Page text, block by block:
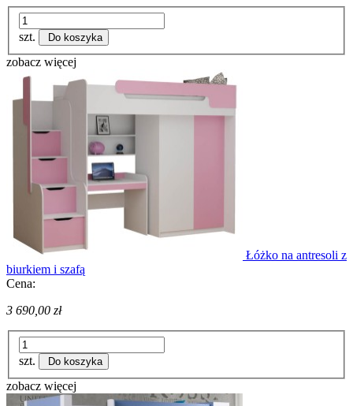
szt. Do koszyka
zobacz więcej
Łóżko na antresoli z
biurkiem i szafą
Cena:
3 690,00 zł
szt. Do koszyka
zobacz więcej